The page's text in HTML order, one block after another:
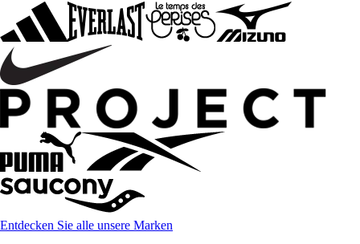
Entdecken Sie alle unsere Marken